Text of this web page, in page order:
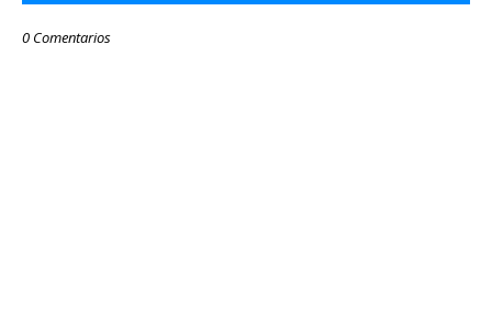
0 Comentarios